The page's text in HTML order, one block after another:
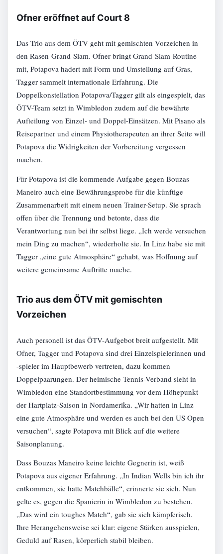
Ofner eröffnet auf Court 8
Das Trio aus dem ÖTV geht mit gemischten Vorzeichen in
den Rasen-Grand-Slam. Ofner bringt Grand-Slam-Routine
mit, Potapova hadert mit Form und Umstellung auf Gras,
Tagger sammelt internationale Erfahrung. Die
Doppelkonstellation Potapova/Tagger gilt als eingespielt, das
ÖTV-Team setzt in Wimbledon zudem auf die bewährte
Aufteilung von Einzel- und Doppel-Einsätzen. Mit Pisano als
Reisepartner und einem Physiotherapeuten an ihrer Seite will
Potapova die Widrigkeiten der Vorbereitung vergessen
machen.
Für Potapova ist die kommende Aufgabe gegen Bouzas
Maneiro auch eine Bewährungsprobe für die künftige
Zusammenarbeit mit einem neuen Trainer-Setup. Sie sprach
offen über die Trennung und betonte, dass die
Verantwortung nun bei ihr selbst liege. „Ich werde versuchen
mein Ding zu machen“, wiederholte sie. In Linz habe sie mit
Tagger „eine gute Atmosphäre“ gehabt, was Hoffnung auf
weitere gemeinsame Auftritte mache.
Trio aus dem ÖTV mit gemischten
Vorzeichen
Auch personell ist das ÖTV-Aufgebot breit aufgestellt. Mit
Ofner, Tagger und Potapova sind drei Einzelspielerinnen und
-spieler im Hauptbewerb vertreten, dazu kommen
Doppelpaarungen. Der heimische Tennis-Verband sieht in
Wimbledon eine Standortbestimmung vor dem Höhepunkt
der Hartplatz-Saison in Nordamerika. „Wir hatten in Linz
eine gute Atmosphäre und werden es auch bei den US Open
versuchen“, sagte Potapova mit Blick auf die weitere
Saisonplanung.
Dass Bouzas Maneiro keine leichte Gegnerin ist, weiß
Potapova aus eigener Erfahrung. „In Indian Wells bin ich ihr
entkommen, sie hatte Matchbälle“, erinnerte sie sich. Nun
gelte es, gegen die Spanierin in Wimbledon zu bestehen.
„Das wird ein toughes Match“, gab sie sich kämpferisch.
Ihre Herangehensweise sei klar: eigene Stärken ausspielen,
Geduld auf Rasen, körperlich stabil bleiben.